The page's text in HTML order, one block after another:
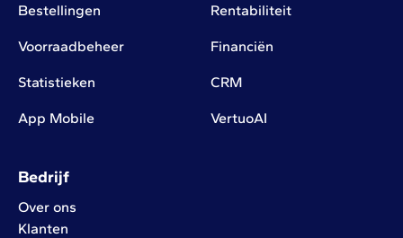
Bestellingen Rentabiliteit
Voorraadbeheer Financiën
Statistieken CRM
App Mobile VertuoAI
Bedrijf
Over ons
Klanten